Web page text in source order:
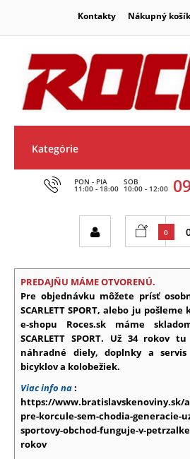
Kontakty Nákupný košík
Kategórie
PON - PIA
11:00 - 18:00
SOB
10:00 - 12:00
0
PREDAJŇU MÁME OTVORENÚ.
Pre objednávku môžete prísť
SCARLETT SPORT, alebo ju pošleme
e-shopu Roces.sk máme
SCARLETT SPORT. Už 34 rokov
náhradné diely, doplnky a
bicyklov a kolobežiek.
Viac info na:
https://www.bratislavskenoviny.sk/
pre-korcule-sem-chodia-generacie-
sportovy-obchod-funguje-v-
rokov